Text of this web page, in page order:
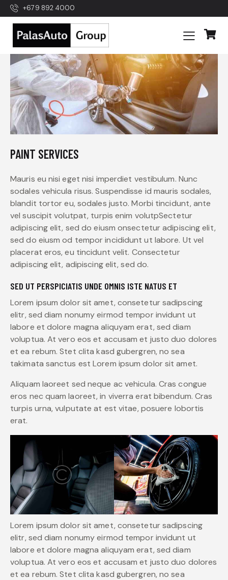
+679 892 4000
PAINT SERVICES
Mauris eu nisi eget nisi imperdiet vestibulum. Nunc
sodales vehicula risus. Suspendisse id mauris sodales,
blandit tortor eu, sodales justo. Morbi tincidunt, ante
vel suscipit volutpat, turpis enim volutpSectetur
adipiscing elit, sed do eiusm onsectetur adipiscing elit,
sed do eiusm od tempor incididunt ut labore. Ut vel
placerat eros, eu tincidunt velit. Consectetur
adipiscing elit, adipiscing elit, sed do.
SED UT PERSPICIATIS UNDE OMNIS ISTE NATUS ET
Lorem ipsum dolor sit amet, consetetur sadipscing
elitr, sed diam nonumy eirmod tempor invidunt ut
labore et dolore magna aliquyam erat, sed diam
voluptua. At vero eos et accusam et justo duo dolores
et ea rebum. Stet clita kasd gubergren, no sea
takimata sanctus est Lorem ipsum dolor sit amet.
Aliquam laoreet sed neque ac vehicula. Cras congue
eros nec quam laoreet, in viverra erat bibendum. Cras
turpis urna, vulputate at est vitae, posuere lobortis
erat.
Lorem ipsum dolor sit amet, consetetur sadipscing
elitr, sed diam nonumy eirmod tempor invidunt ut
labore et dolore magna aliquyam erat, sed diam
voluptua. At vero eos et accusam et justo duo dolores
et ea rebum. Stet clita kasd gubergren, no sea